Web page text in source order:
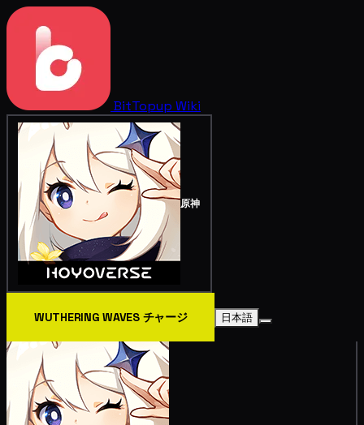
BitTopup Wiki
原神
WUTHERING WAVES チャージ 日本語